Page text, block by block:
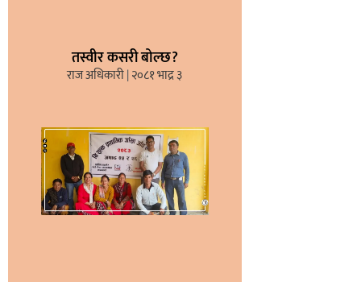
तस्वीर कसरी बोल्छ?
राज अधिकारी २०८१ भाद्र ३